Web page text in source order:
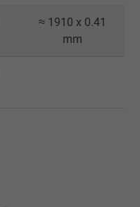
≈ 1910 x 0.41
mm